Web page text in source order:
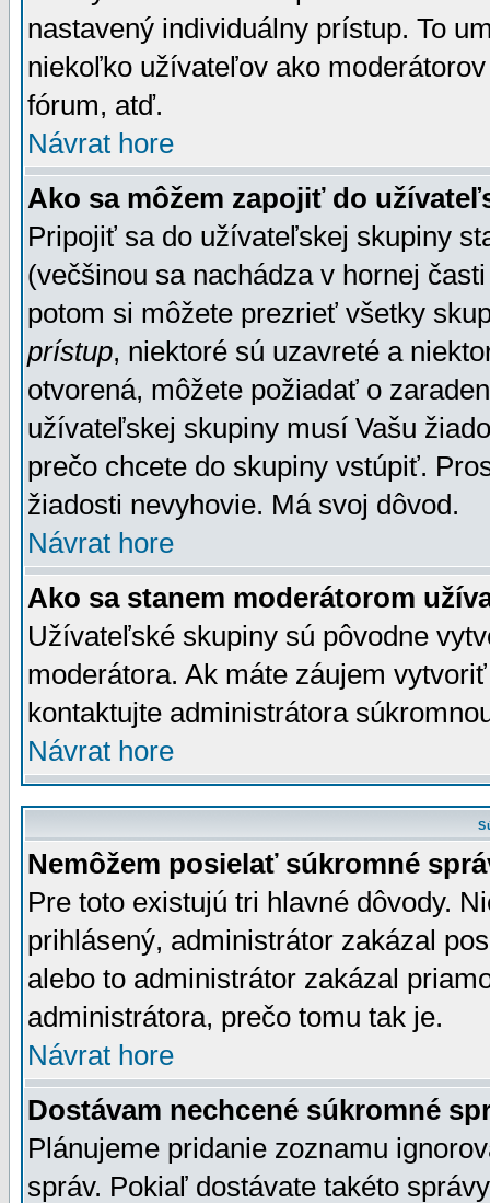
nastavený individuálny prístup. To
niekoľko užívateľov ako
fórum, atď.
Návrat hore
Ako sa môžem zapojiť do
Pripojiť sa do užívateľskej skupiny
(večšinou sa nachádza v hornej
potom si môžete prezrieť všetky
prístup, niektoré sú uzavreté a
otvorená, môžete požiadať o
užívateľskej skupiny musí Vašu
prečo chcete do skupiny vstúpiť.
žiadosti nevyhovie. Má svoj dôvod.
Návrat hore
Ako sa stanem moderátorom
Užívateľské skupiny sú pôvodne
moderátora. Ak máte záujem
kontaktujte administrátora
Návrat hore
Nemôžem posielať súkromné
Pre toto existujú tri hlavné dôvody.
prihlásený, administrátor zakázal
alebo to administrátor zakázal
administrátora, prečo tomu tak je.
Návrat hore
Dostávam nechcené súkromné
Plánujeme pridanie zoznamu
správ. Pokiaľ dostávate takéto